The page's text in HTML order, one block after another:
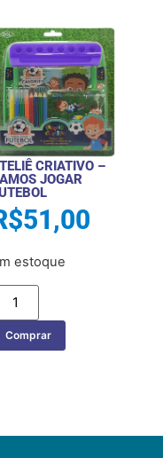
CRIATIVO –
JOGAR
51,00
estoque
Comprar